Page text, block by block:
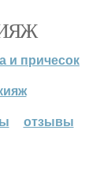
и причесок
отзывы